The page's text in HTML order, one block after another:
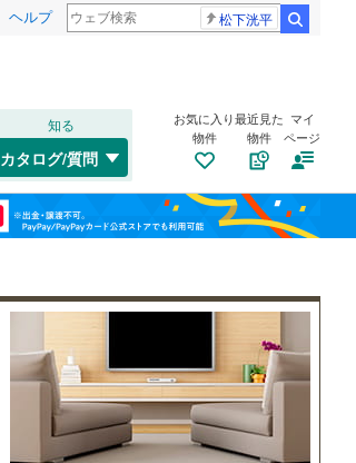
ヘルプ 松下洸平
知る
カタログ/質問
お気に入り
物件
最近見た
物件
マイ
ページ
福島
和歌山
土浦市(6)
結城市(0)
牛久市(3)
鹿嶋市(1)
常陸大宮市(0)
平和町(1)
水郡線(0)
鹿島線(0)
関東鉄道常総線(0)
つくばエクスプレス
バイク置き場（1）
防犯カメラ（0）